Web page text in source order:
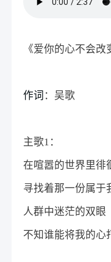
《爱你的心不会改
作词 ：吴歌
主歌1：
在喧嚣的世界里徘
寻找着那一份属于
人群中迷茫的双眼
不知谁能将我的心